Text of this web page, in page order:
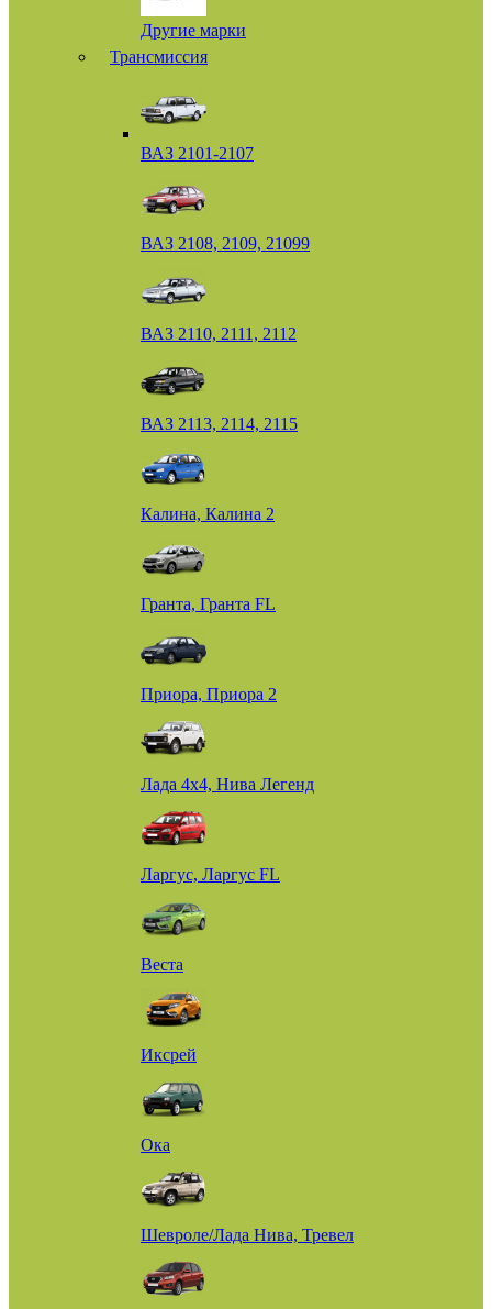
Другие марки
Трансмиссия
ВАЗ 2101-2107
ВАЗ 2108, 2109, 21099
ВАЗ 2110, 2111, 2112
ВАЗ 2113, 2114, 2115
Калина, Калина 2
Гранта, Гранта FL
Приора, Приора 2
Лада 4х4, Нива Легенд
Ларгус, Ларгус FL
Веста
Иксрей
Ока
Шевроле/Лада Нива, Тревел